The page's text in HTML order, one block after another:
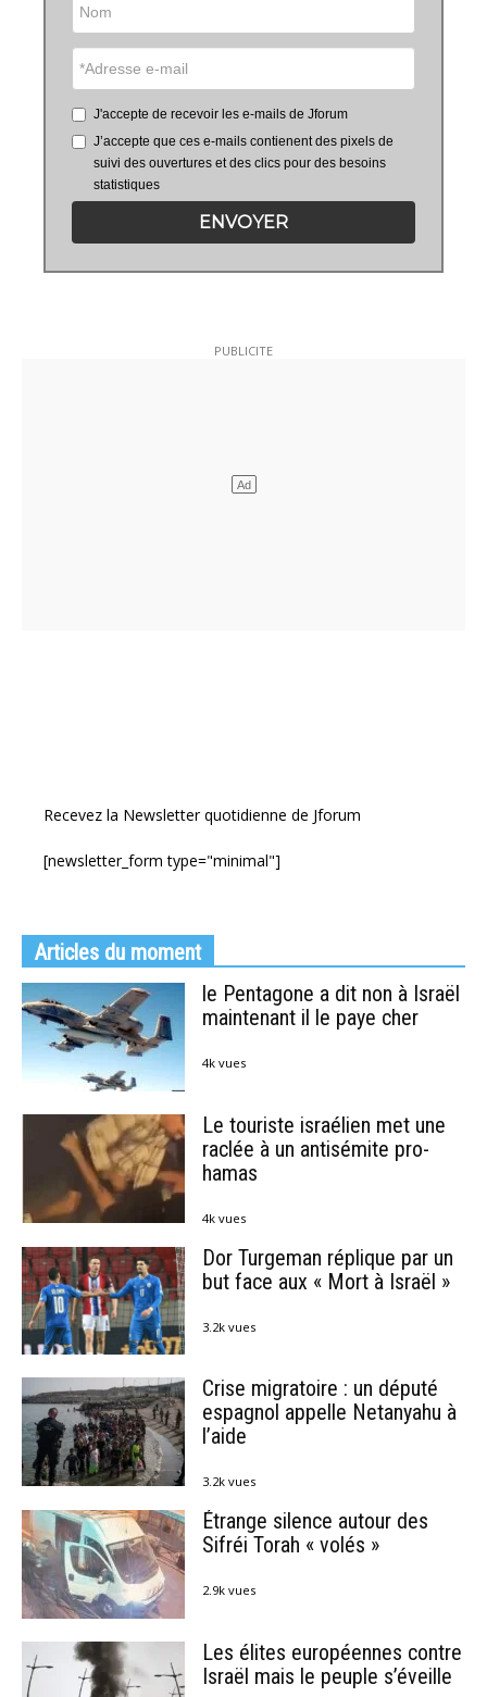
J'accepte de recevoir les e-mails de Jforum
J’accepte que ces e-mails contienent des pixels de
suivi des ouvertures et des clics pour des besoins
statistiques
ENVOYER
Recevez la Newsletter quotidienne de Jforum
[newsletter_form type="minimal"]
Articles du moment
le Pentagone a dit non à Israël
maintenant il le paye cher
4k vues
Le touriste israélien met une
raclée à un antisémite pro-
hamas
4k vues
Dor Turgeman réplique par un
but face aux « Mort à Israël »
3.2k vues
Crise migratoire : un député
espagnol appelle Netanyahu à
l’aide
3.2k vues
Étrange silence autour des
Sifréi Torah « volés »
2.9k vues
Les élites européennes contre
Israël mais le peuple s’éveille